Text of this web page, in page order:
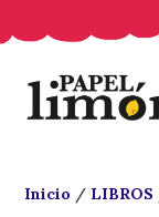
Inicio / LIBROS